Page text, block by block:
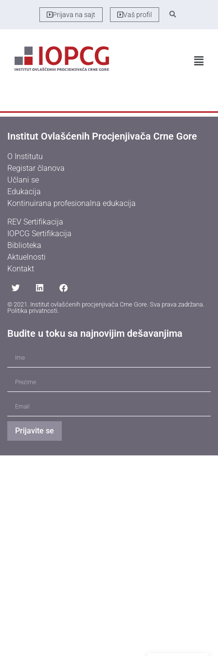
Prijava na sajt Vaš profil
Institut Ovlašćenih Procjenjivača Crne Gore
O Institutu
Registar članova
Učlani se
Edukacija
Kontinuirana profesionalna edukacija
REV Sertifikacija
IOPCG Sertifikacija
Biblioteka
Aktuelnosti
Kontakt
© 2021. Institut ovlašćenih procjenjivača Crne Gore. Sva prava zadržana.
Politika privatnosti
Budite u toku sa najnovijim dešavanjima
Prijavite se